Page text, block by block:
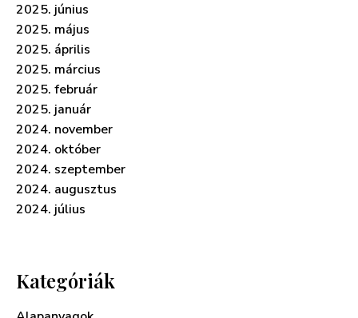
2025. június
2025. május
2025. április
2025. március
2025. február
2025. január
2024. november
2024. október
2024. szeptember
2024. augusztus
2024. július
Kategóriák